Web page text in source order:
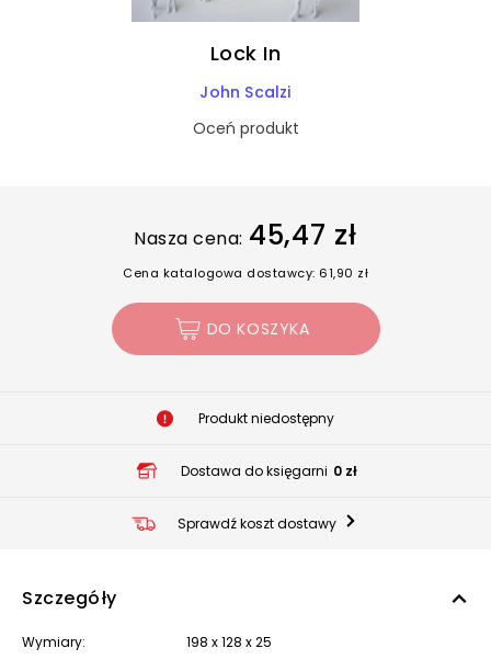
Lock In
John Scalzi
Oceń produkt
Nasza cena: 45,47 zł
Cena katalogowa dostawcy: 61,90 zł
DO KOSZYKA
Produkt niedostępny
Dostawa do księgarni 0 zł
Sprawdź koszt dostawy
Szczegóły
Wymiary: 198 x 128 x 25